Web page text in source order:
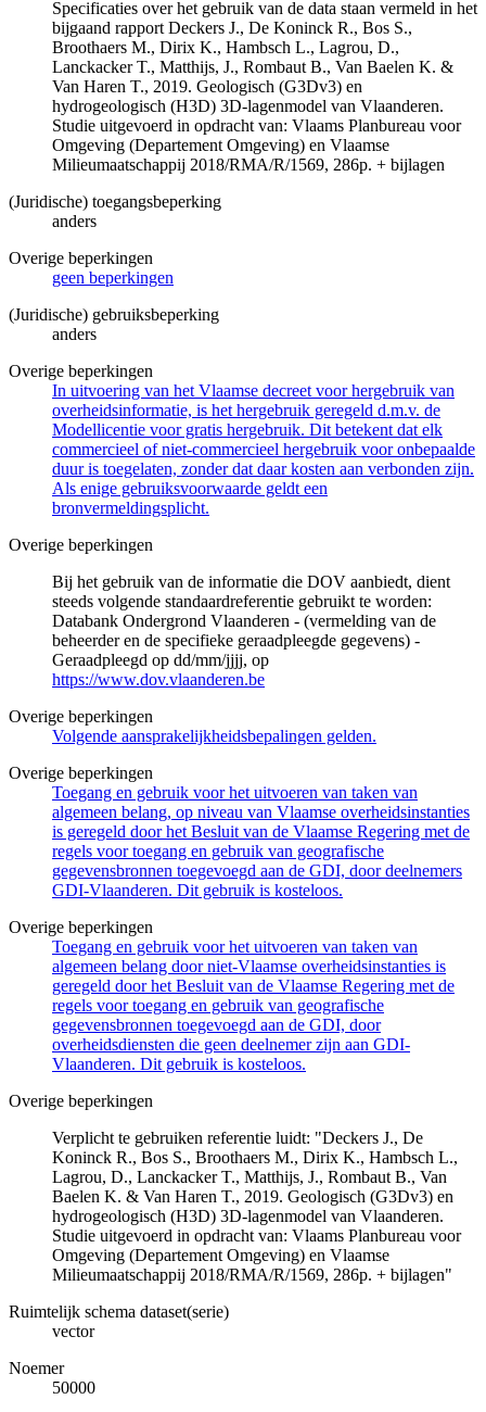
Specificaties over het gebruik van de data staan vermeld in het
bijgaand rapport Deckers J., De Koninck R., Bos S.,
Broothaers M., Dirix K., Hambsch L., Lagrou, D.,
Lanckacker T., Matthijs, J., Rombaut B., Van Baelen K. &
Van Haren T., 2019. Geologisch (G3Dv3) en
hydrogeologisch (H3D) 3D-lagenmodel van Vlaanderen.
Studie uitgevoerd in opdracht van: Vlaams Planbureau voor
Omgeving (Departement Omgeving) en Vlaamse
Milieumaatschappij 2018/RMA/R/1569, 286p. + bijlagen
(Juridische) toegangsbeperking
anders
Overige beperkingen
geen beperkingen
(Juridische) gebruiksbeperking
anders
Overige beperkingen
In uitvoering van het Vlaamse decreet voor hergebruik van
overheidsinformatie, is het hergebruik geregeld d.m.v. de
Modellicentie voor gratis hergebruik. Dit betekent dat elk
commercieel of niet-commercieel hergebruik voor onbepaalde
duur is toegelaten, zonder dat daar kosten aan verbonden zijn.
Als enige gebruiksvoorwaarde geldt een
bronvermeldingsplicht.
Overige beperkingen
Bij het gebruik van de informatie die DOV aanbiedt, dient
steeds volgende standaardreferentie gebruikt te worden:
Databank Ondergrond Vlaanderen - (vermelding van de
beheerder en de specifieke geraadpleegde gegevens) -
Geraadpleegd op dd/mm/jjjj, op
https://www.dov.vlaanderen.be
Overige beperkingen
Volgende aansprakelijkheidsbepalingen gelden.
Overige beperkingen
Toegang en gebruik voor het uitvoeren van taken van
algemeen belang, op niveau van Vlaamse overheidsinstanties
is geregeld door het Besluit van de Vlaamse Regering met de
regels voor toegang en gebruik van geografische
gegevensbronnen toegevoegd aan de GDI, door deelnemers
GDI-Vlaanderen. Dit gebruik is kosteloos.
Overige beperkingen
Toegang en gebruik voor het uitvoeren van taken van
algemeen belang door niet-Vlaamse overheidsinstanties is
geregeld door het Besluit van de Vlaamse Regering met de
regels voor toegang en gebruik van geografische
gegevensbronnen toegevoegd aan de GDI, door
overheidsdiensten die geen deelnemer zijn aan GDI-
Vlaanderen. Dit gebruik is kosteloos.
Overige beperkingen
Verplicht te gebruiken referentie luidt: "Deckers J., De
Koninck R., Bos S., Broothaers M., Dirix K., Hambsch L.,
Lagrou, D., Lanckacker T., Matthijs, J., Rombaut B., Van
Baelen K. & Van Haren T., 2019. Geologisch (G3Dv3) en
hydrogeologisch (H3D) 3D-lagenmodel van Vlaanderen.
Studie uitgevoerd in opdracht van: Vlaams Planbureau voor
Omgeving (Departement Omgeving) en Vlaamse
Milieumaatschappij 2018/RMA/R/1569, 286p. + bijlagen"
Ruimtelijk schema dataset(serie)
vector
Noemer
50000